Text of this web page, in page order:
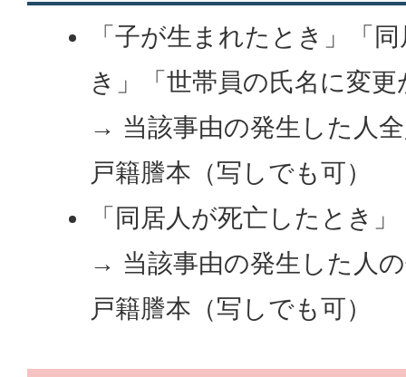
「子が生まれたとき」「
き」「世帯員の氏名に変
→ 当該事由の発生した人
戸籍謄本（写しでも可）
「同居人が死亡したとき」
→ 当該事由の発生した人
戸籍謄本（写しでも可）